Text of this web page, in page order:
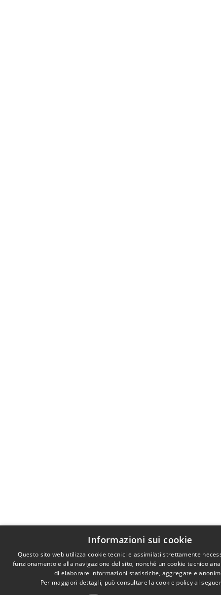
Informazioni sui cookie
Questo sito web utilizza cookie tecnici e assimilati strettamente
funzionamento e alla navigazione del sito, nonché un cookie tecnico
di elaborare informazioni statistiche, aggregate e
Per maggiori dettagli, può consultare la cookie policy al